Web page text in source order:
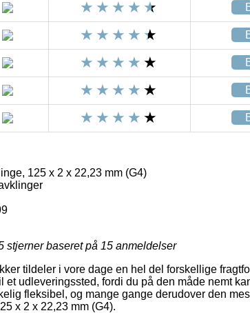
125 x 2 x 22,23 mm (G4)
stjerner baseret på 15 anmeldelser
tildeler i vore dage en hel del forskellige
et udleveringssted, fordi du på den måde nemt
fleksibel, og mange gange derudover den
x 2 x 22,23 mm (G4).